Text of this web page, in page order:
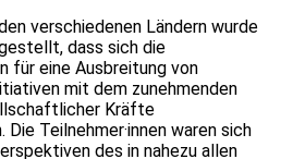
verschiedenen Ländern wurde
dass sich die
für eine Ausbreitung von
mit dem zunehmenden
Kräfte
Teilnehmer·innen waren sich
des in nahezu allen